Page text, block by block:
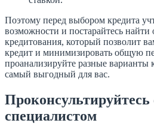
Поэтому перед выбором кредита
возможности и постарайтесь
кредитования, который позволит
кредит и минимизировать общую
проанализируйте разные варианты
самый выгодный для вас.
специалистом